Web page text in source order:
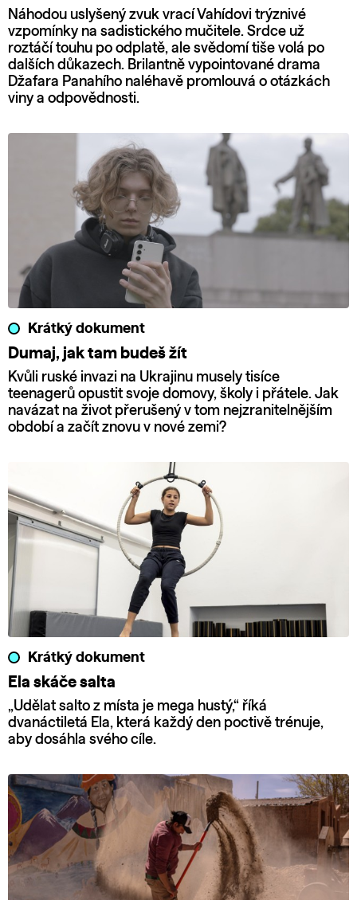
Náhodou uslyšený zvuk vrací Vahídovi trýznivé
vzpomínky na sadistického mučitele. Srdce už
roztáčí touhu po odplatě, ale svědomí tiše volá po
dalších důkazech. Brilantně vypointované drama
Džafara Panahího naléhavě promlouvá o otázkách
viny a odpovědnosti.
Krátký dokument
Dumaj, jak tam budeš žít
Kvůli ruské invazi na Ukrajinu musely tisíce
teenagerů opustit svoje domovy, školy i přátele. Jak
navázat na život přerušený v tom nejzranitelnějším
období a začít znovu v nové zemi?
Krátký dokument
Ela skáče salta
„Udělat salto z místa je mega hustý,“ říká
dvanáctiletá Ela, která každý den poctivě trénuje,
aby dosáhla svého cíle.